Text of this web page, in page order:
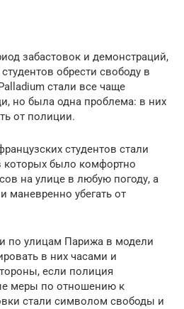
забастовок и демонстраций,
обрести свободу в
стали все чаще
но была одна проблема: в них
от полиции.
студентов стали
которых было комфортно
на улице в любую погоду, а
маневренно убегать от
по улицам Парижа в модели
в них часами и
если полиция
меры по отношению к
стали символом свободы и